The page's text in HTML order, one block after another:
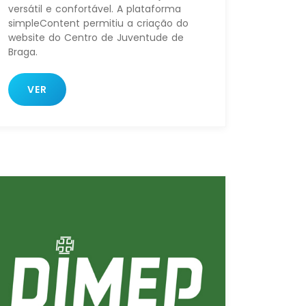
versátil e confortável. A plataforma
simpleContent permitiu a criação do
website do Centro de Juventude de
Braga.
VER